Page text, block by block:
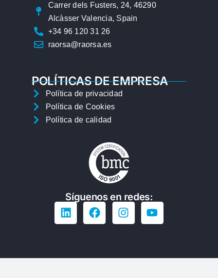
Carrer dels Fusters, 24, 46290
Alcàsser Valencia, Spain
+34 96 120 31 26
raorsa@raorsa.es
POLÍTICAS DE EMPRESA
Política de privacidad
Política de Cookies
Política de calidad
Síguenos en redes: